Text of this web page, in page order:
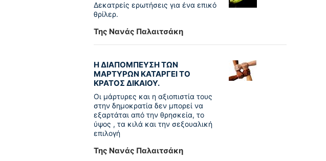
Δεκατρείς ερωτήσεις για ένα επικό
θρίλερ.
Της Νανάς Παλαιτσάκη
Η ΔΙΑΠΟΜΠΕΥΣΗ ΤΩΝ
ΜΑΡΤΥΡΩΝ ΚΑΤΑΡΓΕΙ ΤΟ
ΚΡΑΤΟΣ ΔΙΚΑΙΟΥ.
Οι μάρτυρες και η αξιοπιστία τους
στην δημοκρατία δεν μπορεί να
εξαρτάται από την θρησκεία, το
ύψος , τα κιλά και την σεξουαλική
επιλογή
Της Νανάς Παλαιτσάκη